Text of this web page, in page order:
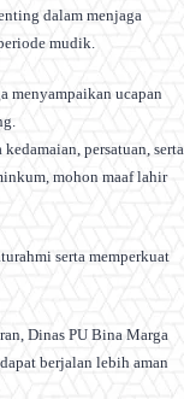
dalam menjaga
mudik.
menyampaikan ucapan
persatuan, serta
mohon maaf lahir
serta memperkuat
Dinas PU Bina Marga
berjalan lebih aman